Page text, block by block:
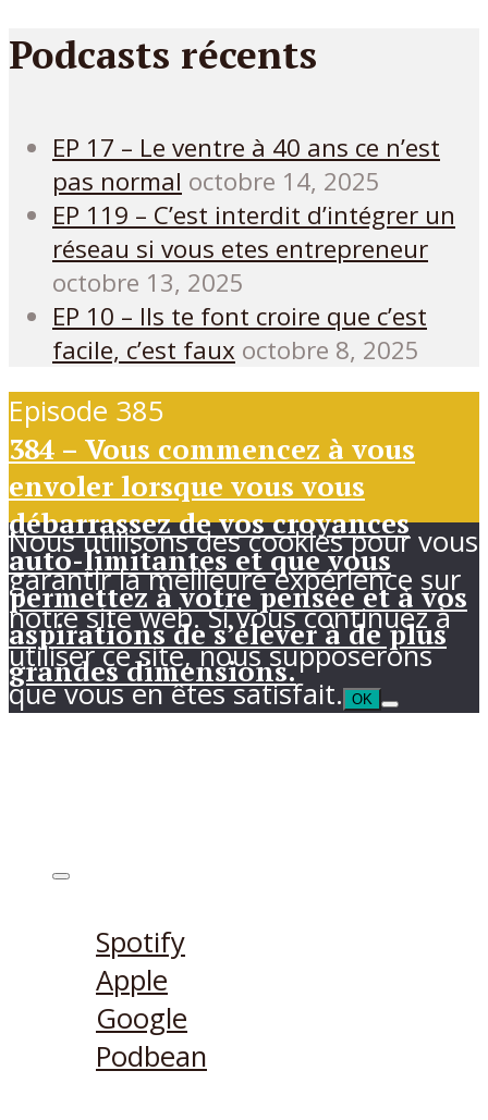
Podcasts récents
EP 17 – Le ventre à 40 ans ce n’est
pas normal octobre 14, 2025
EP 119 – C’est interdit d’intégrer un
réseau si vous etes entrepreneur
octobre 13, 2025
EP 10 – Ils te font croire que c’est
facile, c’est faux octobre 8, 2025
Episode 385
384 – Vous commencez à vous
envoler lorsque vous vous
débarrassez de vos croyances
auto-limitantes et que vous
permettez à votre pensée et à vos
aspirations de s’élever à de plus
grandes dimensions.
Spotify
Apple
Google
Podbean
Nous utilisons des cookies pour vous
garantir la meilleure expérience sur
notre site web. Si vous continuez à
utiliser ce site, nous supposerons
que vous en êtes satisfait.
OK